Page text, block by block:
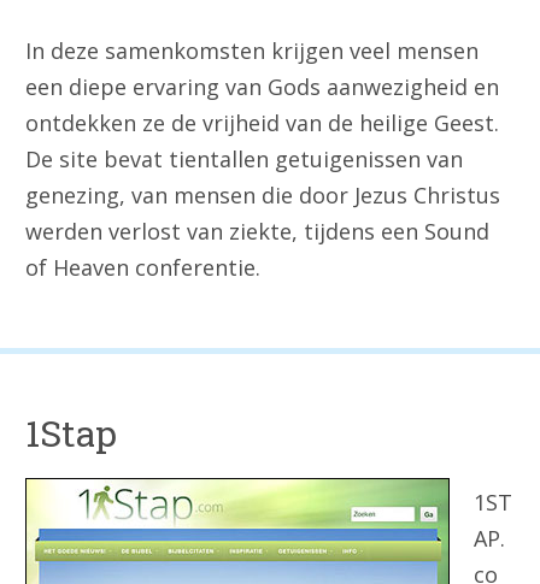
In deze samenkomsten krijgen veel mensen
een diepe ervaring van Gods aanwezigheid en
ontdekken ze de vrijheid van de heilige Geest.
De site bevat tientallen getuigenissen van
genezing, van mensen die door Jezus Christus
werden verlost van ziekte, tijdens een Sound
of Heaven conferentie.
1Stap
1ST
AP.
co